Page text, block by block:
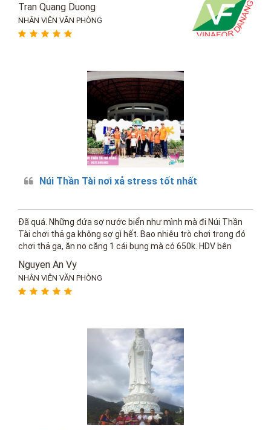
Tran Quang Duong
NHÂN VIÊN VĂN PHÒNG
Núi Thần Tài nơi xả stress tốt nhất
Đã quá. Những đứa sợ nước biển như mình mà đi Núi Thần
Tài chơi thả ga không sợ gì hết. Bao nhiêu trò chơi trong đó
chơi thả ga, ăn no căng 1 cái bụng mà có 650k. HDV bên
Nguyen An Vy
NHÂN VIÊN VĂN PHÒNG